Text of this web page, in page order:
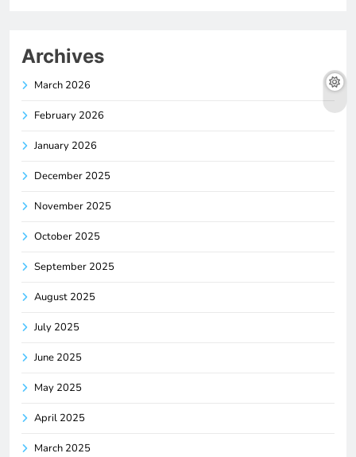
Archives
March 2026
February 2026
January 2026
December 2025
November 2025
October 2025
September 2025
August 2025
July 2025
June 2025
May 2025
April 2025
March 2025